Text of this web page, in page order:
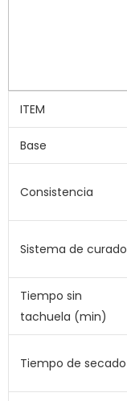
ITEM
Base
Consistencia
Sistema de curado
Tiempo sin
tachuela (min)
Tiempo de secado